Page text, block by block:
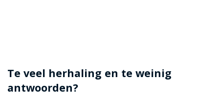
Te veel herhaling en te weinig
antwoorden?